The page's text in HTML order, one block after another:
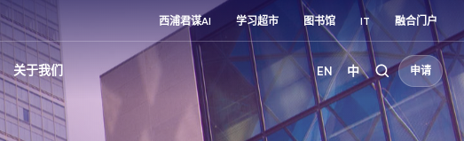
西浦君谋AI 学习超市 图书馆 IT 融合门户
关于我们 EN 中 申请